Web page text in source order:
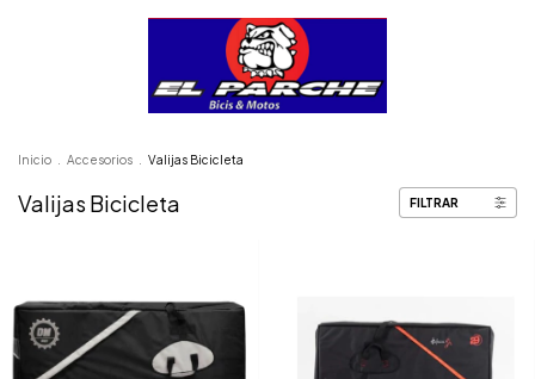
Inicio Accesorios Valijas Bicicleta
Valijas Bicicleta FILTRAR